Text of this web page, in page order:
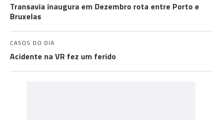
Transavia inaugura em Dezembro rota entre Porto e
Bruxelas
CASOS DO DIA
Acidente na VR fez um ferido